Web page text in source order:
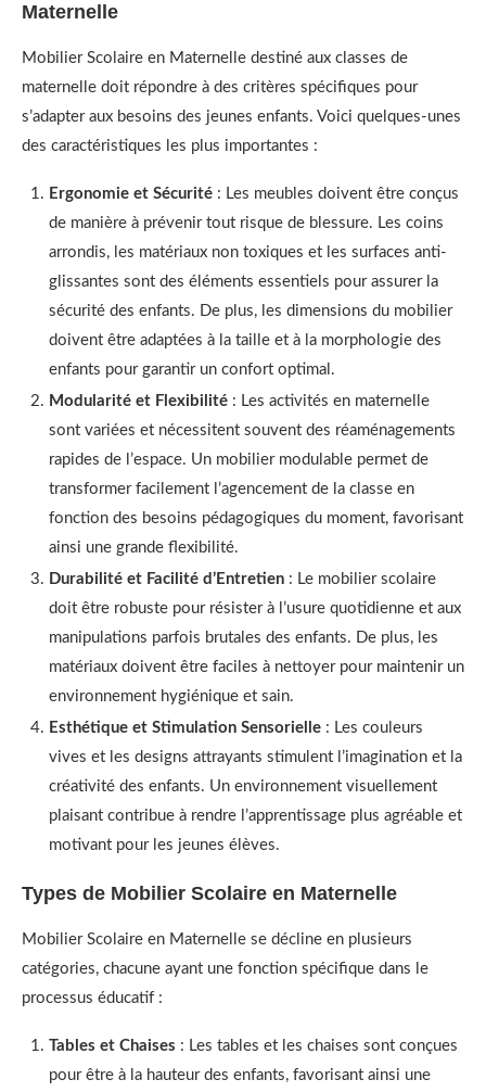
Maternelle
Mobilier Scolaire en Maternelle destiné aux classes de
maternelle doit répondre à des critères spécifiques pour
s’adapter aux besoins des jeunes enfants. Voici quelques-unes
des caractéristiques les plus importantes :
Ergonomie et Sécurité : Les meubles doivent être conçus
de manière à prévenir tout risque de blessure. Les coins
arrondis, les matériaux non toxiques et les surfaces anti-
glissantes sont des éléments essentiels pour assurer la
sécurité des enfants. De plus, les dimensions du mobilier
doivent être adaptées à la taille et à la morphologie des
enfants pour garantir un confort optimal.
Modularité et Flexibilité : Les activités en maternelle
sont variées et nécessitent souvent des réaménagements
rapides de l’espace. Un mobilier modulable permet de
transformer facilement l’agencement de la classe en
fonction des besoins pédagogiques du moment, favorisant
ainsi une grande flexibilité.
Durabilité et Facilité d’Entretien : Le mobilier scolaire
doit être robuste pour résister à l’usure quotidienne et aux
manipulations parfois brutales des enfants. De plus, les
matériaux doivent être faciles à nettoyer pour maintenir un
environnement hygiénique et sain.
Esthétique et Stimulation Sensorielle : Les couleurs
vives et les designs attrayants stimulent l’imagination et la
créativité des enfants. Un environnement visuellement
plaisant contribue à rendre l’apprentissage plus agréable et
motivant pour les jeunes élèves.
Types de Mobilier Scolaire en Maternelle
Mobilier Scolaire en Maternelle se décline en plusieurs
catégories, chacune ayant une fonction spécifique dans le
processus éducatif :
Tables et Chaises : Les tables et les chaises sont conçues
pour être à la hauteur des enfants, favorisant ainsi une